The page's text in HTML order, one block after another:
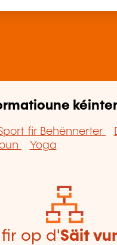
fir Behënnerter
Yoga
op d'Säit